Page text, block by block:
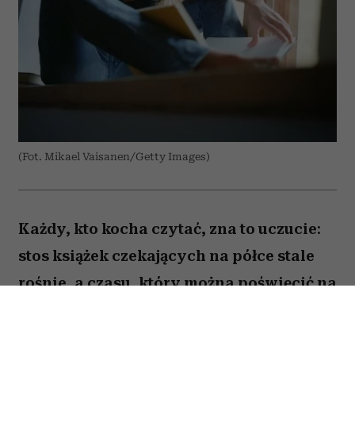
(Fot. Mikael Vaisanen/Getty Images)
Każdy, kto kocha czytać, zna to uczucie:
stos książek czekających na półce stale
rośnie, a czasu, który można poświęcić na